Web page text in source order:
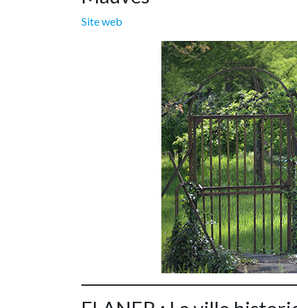
Site web